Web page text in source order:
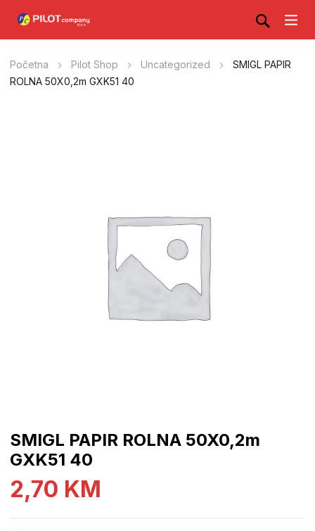
Početna Pilot Shop Uncategorized
SMIGL PAPIR
ROLNA 50X0,2m GXK51 40
SMIGL PAPIR ROLNA 50X0,2m
GXK51 40
2,70 KM